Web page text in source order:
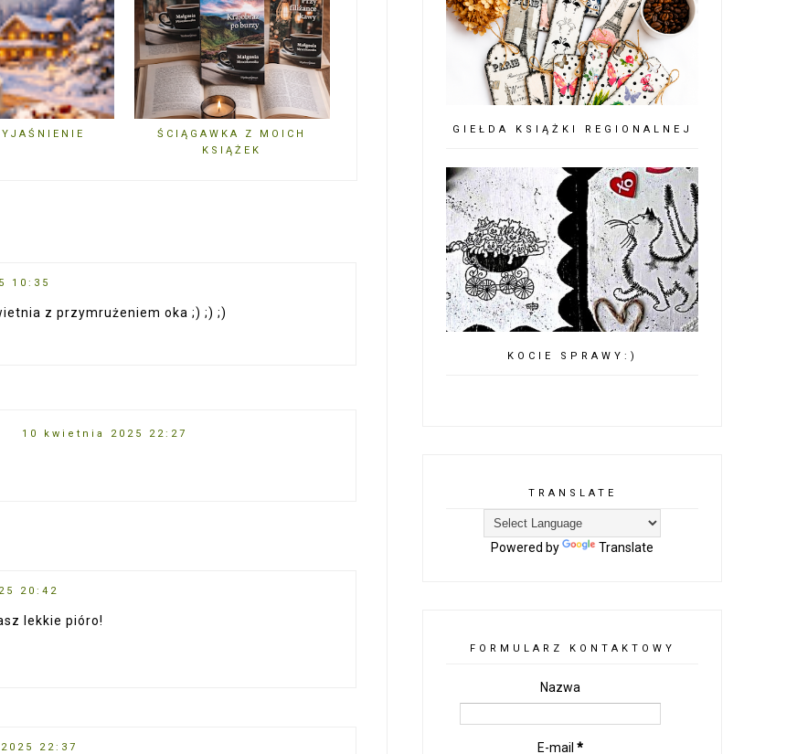
ŚCIĄGAWKA Z MOICH
KSIĄŻEK
10:35
z przymrużeniem oka ;) ;) ;)
10 kwietnia 2025 22:27
20:42
lekkie pióro!
22:37
GIEŁDA KSIĄŻKI REGIONALNEJ
KOCIE SPRAWY:)
TRANSLATE
Powered by Translate
FORMULARZ KONTAKTOWY
Nazwa
E-mail *